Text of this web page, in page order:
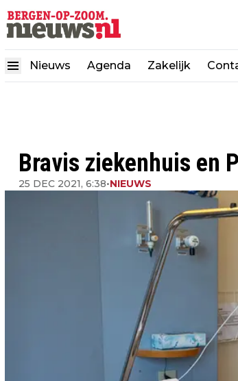
Nieuws Agenda Zakelijk
Bravis ziekenhuis en
25 DEC 2021, 6:38•NIEUWS